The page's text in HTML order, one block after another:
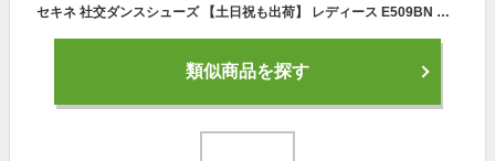
セキネ 社交ダンスシューズ 【土日祝も出荷】 レディース E509BN 【外反母趾(バニオン)対応シューズ《 Bunion WIDE》 Sekine ダンス シューズ ティーチャーズ 社交ダンス 初心者 上級者 幅広 スタンダード
類似商品を探す